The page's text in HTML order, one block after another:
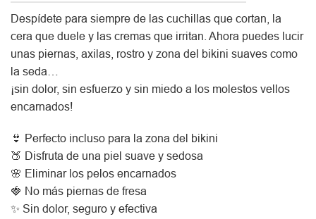
Despídete para siempre de las cuchillas que cortan, la
cera que duele y las cremas que irritan. Ahora puedes lucir
unas piernas, axilas, rostro y zona del bikini suaves como
la seda…
¡sin dolor, sin esfuerzo y sin miedo a los molestos vellos
encarnados!
👙 Perfecto incluso para la zona del bikini
🍑 Disfruta de una piel suave y sedosa
🌸 Eliminar los pelos encarnados
🍓 No más piernas de fresa
✨ Sin dolor, seguro y efectiva